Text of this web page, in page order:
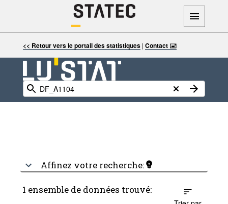
<< Retour vers le portail des statistiques| Contact 🖃
Affinez votre recherche:
1 ensemble de données trouvé: